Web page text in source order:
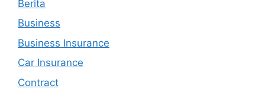
Berita
Business
Business Insurance
Car Insurance
Contract